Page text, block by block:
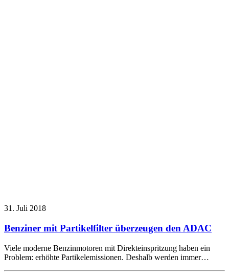
31. Juli 2018
Benziner mit Partikelfilter überzeugen den ADAC
Viele moderne Benzinmotoren mit Direkteinspritzung haben ein
Problem: erhöhte Partikelemissionen. Deshalb werden immer…